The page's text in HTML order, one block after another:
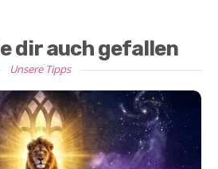
dir auch gefallen
Unsere Tipps